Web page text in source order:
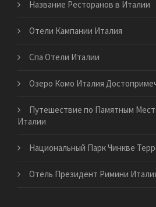
Название Ресторанов в Италии
Отели Кампании Италия
Спа Отели Италии
Озеро Комо Италия
Путешествие по Памятным
Италии
Национальный Парк Чинкве
Отель Президент Римини